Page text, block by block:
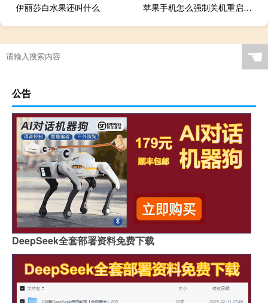
伊丽莎白水果还叫什么
苹果手机怎么强制关机重启（4代苹果手机）
☚
公告
DeepSeek全套部署资料免费下载